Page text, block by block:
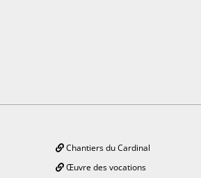
Chantiers du Cardinal
Œuvre des vocations